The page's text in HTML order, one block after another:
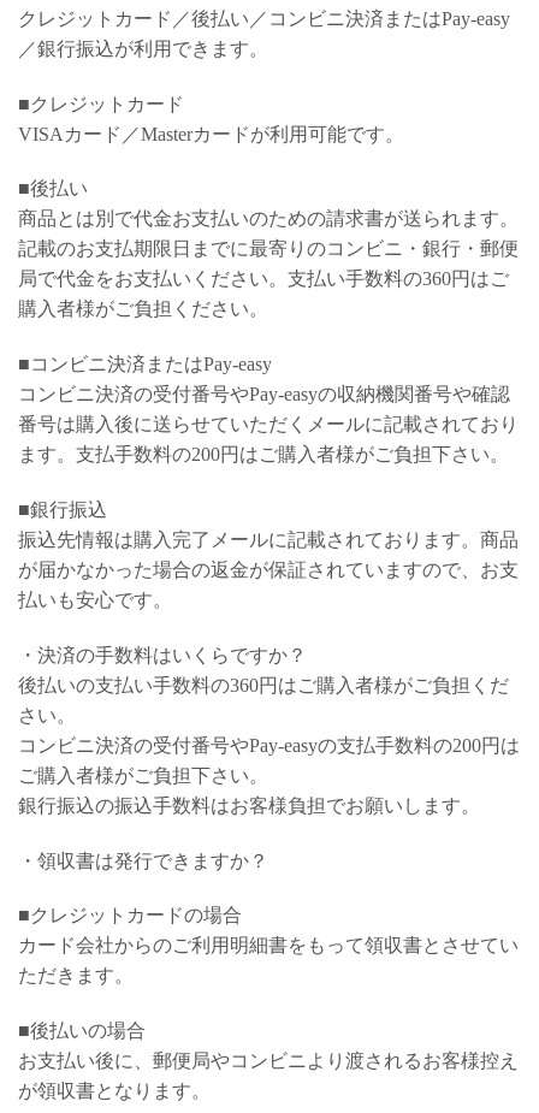
クレジットカード／後払い／コンビニ決済またはPay-easy
／銀行振込が利用できます。
■クレジットカード
VISAカード／Masterカードが利用可能です。
■後払い
商品とは別で代金お支払いのための請求書が送られます。
記載のお支払期限日までに最寄りのコンビニ・銀行・郵便
局で代金をお支払いください。支払い手数料の360円はご
購入者様がご負担ください。
■コンビニ決済またはPay-easy
コンビニ決済の受付番号やPay-easyの収納機関番号や確認
番号は購入後に送らせていただくメールに記載されており
ます。支払手数料の200円はご購入者様がご負担下さい。
■銀行振込
振込先情報は購入完了メールに記載されております。商品
が届かなかった場合の返金が保証されていますので、お支
払いも安心です。
・決済の手数料はいくらですか？
後払いの支払い手数料の360円はご購入者様がご負担くだ
さい。
コンビニ決済の受付番号やPay-easyの支払手数料の200円は
ご購入者様がご負担下さい。
銀行振込の振込手数料はお客様負担でお願いします。
・領収書は発行できますか？
■クレジットカードの場合
カード会社からのご利用明細書をもって領収書とさせてい
ただきます。
■後払いの場合
お支払い後に、郵便局やコンビニより渡されるお客様控え
が領収書となります。